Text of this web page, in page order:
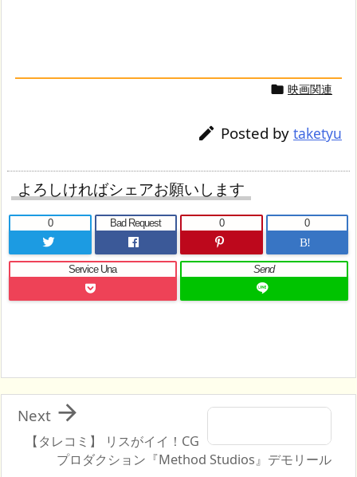
 映画関連
 Posted by taketyu
よろしければシェアお願いします
0 Bad Request
0
B!
0
Service Una Send
【タレコミ】 リスがイイ！CG
プロダクション『Method Studios』デモリール

Next